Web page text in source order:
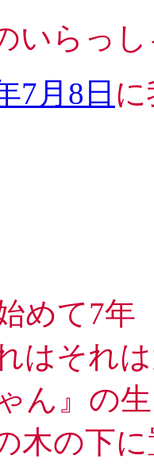
いらっ
7月8日
めて7年
はそれ
ん』の
木の下